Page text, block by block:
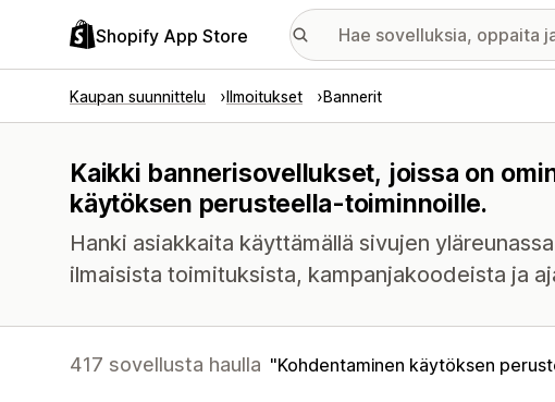
Shopify App Store
Kaupan suunnittelu Ilmoitukset Bannerit
Kaikki bannerisovellukset, joissa on
käytöksen perusteella-toiminnoille.
Hanki asiakkaita käyttämällä sivujen
ilmaisista toimituksista, kampanjakoodeista ja
417 sovellusta haulla Kohdentaminen käytöksen